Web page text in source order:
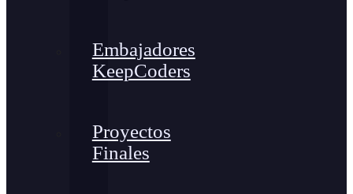
Embajadores
KeepCoders
Proyectos
Finales